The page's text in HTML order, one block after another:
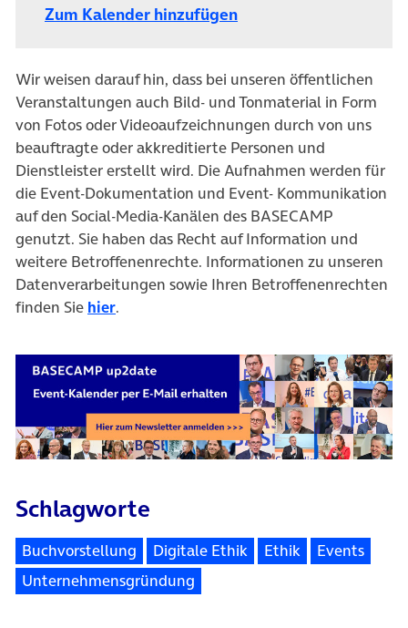
Zum Kalender hinzufügen
Wir weisen darauf hin, dass bei unseren öffentlichen
Veranstaltungen auch Bild- und Tonmaterial in Form
von Fotos oder Videoaufzeichnungen durch von uns
beauftragte oder akkreditierte Personen und
Dienstleister erstellt wird. Die Aufnahmen werden für
die Event-Dokumentation und Event- Kommunikation
auf den Social-Media-Kanälen des BASECAMP
genutzt. Sie haben das Recht auf Information und
weitere Betroffenenrechte. Informationen zu unseren
Datenverarbeitungen sowie Ihren Betroffenenrechten
finden Sie hier.
Schlagworte
Buchvorstellung Digitale Ethik Ethik
Events
Unternehmensgründung